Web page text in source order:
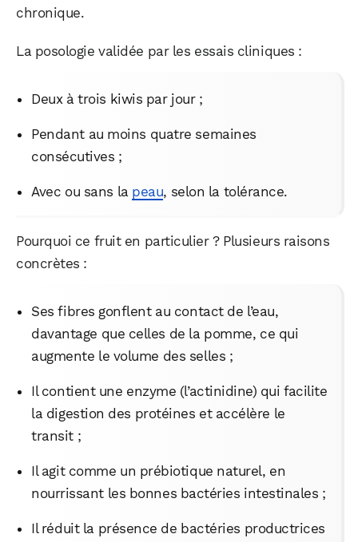
chronique.
La posologie validée par les essais cliniques :
Deux à trois kiwis par jour ;
Pendant au moins quatre semaines
consécutives ;
Avec ou sans la peau, selon la tolérance.
Pourquoi ce fruit en particulier ? Plusieurs raisons
concrètes :
Ses fibres gonflent au contact de l’eau,
davantage que celles de la pomme, ce qui
augmente le volume des selles ;
Il contient une enzyme (l’actinidine) qui facilite
la digestion des protéines et accélère le
transit ;
Il agit comme un prébiotique naturel, en
nourrissant les bonnes bactéries intestinales ;
Il réduit la présence de bactéries productrices